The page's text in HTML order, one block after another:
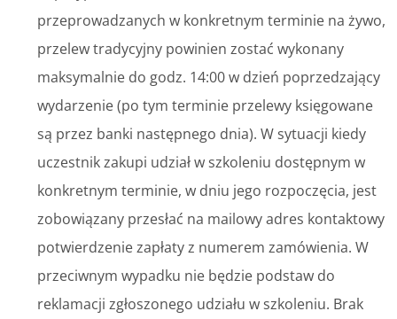
przeprowadzanych w konkretnym terminie na żywo,
przelew tradycyjny powinien zostać wykonany
maksymalnie do godz. 14:00 w dzień poprzedzający
wydarzenie (po tym terminie przelewy księgowane
są przez banki następnego dnia). W sytuacji kiedy
uczestnik zakupi udział w szkoleniu dostępnym w
konkretnym terminie, w dniu jego rozpoczęcia, jest
zobowiązany przesłać na mailowy adres kontaktowy
potwierdzenie zapłaty z numerem zamówienia. W
przeciwnym wypadku nie będzie podstaw do
reklamacji zgłoszonego udziału w szkoleniu. Brak